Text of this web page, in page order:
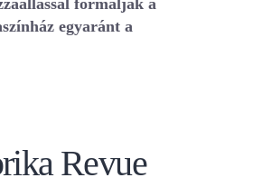
formálják a
egyaránt a
Revue